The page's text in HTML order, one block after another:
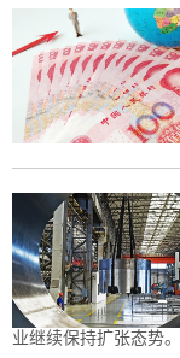
业继续保持扩张态势。